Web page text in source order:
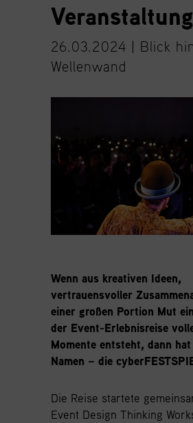
Veranstaltung
26.03.2024 | Blick
Wellenwand
Wenn aus kreativen Ideen,
vertrauensvoller
einer großen Portion Mut
der Event-Erlebnisreise
Momente entsteht, dann hat
Namen – die
Die Reise startete
Event Design Thinking